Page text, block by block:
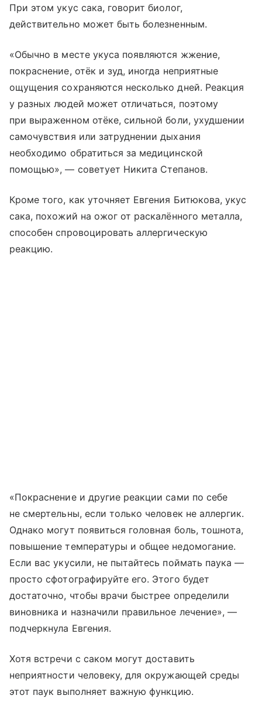
При этом укус сака, говорит биолог,
действительно может быть болезненным.
«Обычно в месте укуса появляются жжение,
покраснение, отёк и зуд, иногда неприятные
ощущения сохраняются несколько дней. Реакция
у разных людей может отличаться, поэтому
при выраженном отёке, сильной боли, ухудшении
самочувствия или затруднении дыхания
необходимо обратиться за медицинской
помощью», — советует Никита Степанов.
Кроме того, как уточняет Евгения Битюкова, укус
сака, похожий на ожог от раскалённого металла,
способен спровоцировать аллергическую
реакцию.
«Покраснение и другие реакции сами по себе
не смертельны, если только человек не аллергик.
Однако могут появиться головная боль, тошнота,
повышение температуры и общее недомогание.
Если вас укусили, не пытайтесь поймать паука —
просто сфотографируйте его. Этого будет
достаточно, чтобы врачи быстрее определили
виновника и назначили правильное лечение», —
подчеркнула Евгения.
Хотя встречи с саком могут доставить
неприятности человеку, для окружающей среды
этот паук выполняет важную функцию.